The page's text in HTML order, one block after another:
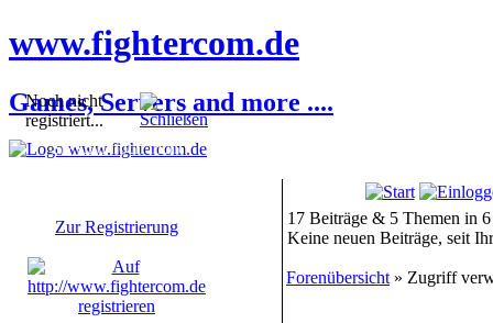
www.fightercom.de
Games, Servers and more ....
17 Beiträge & 5 Themen in
Keine neuen Beiträge, seit
Forenübersicht » Zugriff
Noch nicht
registriert...
Sie sind noch nicht
Zur Registrierung